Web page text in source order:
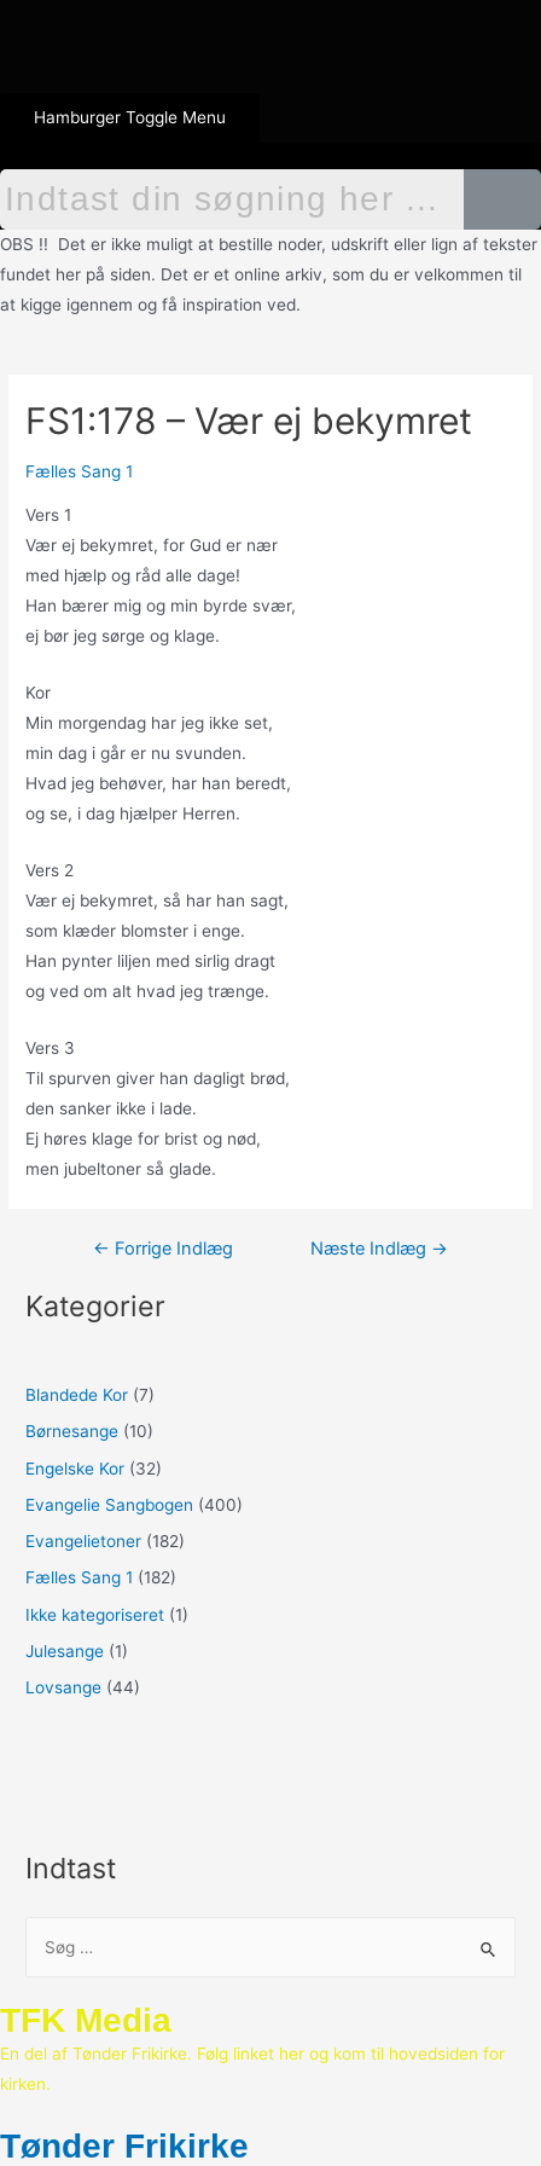
Hamburger Toggle Menu
OBS !! Det er ikke muligt at bestille noder, udskrift eller lign af tekster
fundet her på siden. Det er et online arkiv, som du er velkommen til
at kigge igennem og få inspiration ved.
FS1:178 – Vær ej bekymret
Fælles Sang 1
Vers 1
Vær ej bekymret, for Gud er nær
med hjælp og råd alle dage!
Han bærer mig og min byrde svær,
ej bør jeg sørge og klage.
Kor
Min morgendag har jeg ikke set,
min dag i går er nu svunden.
Hvad jeg behøver, har han beredt,
og se, i dag hjælper Herren.
Vers 2
Vær ej bekymret, så har han sagt,
som klæder blomster i enge.
Han pynter liljen med sirlig dragt
og ved om alt hvad jeg trænge.
Vers 3
Til spurven giver han dagligt brød,
den sanker ikke i lade.
Ej høres klage for brist og nød,
men jubeltoner så glade.
Indlægsnavigation
← Forrige Indlæg Næste Indlæg →
Kategorier
Blandede Kor (7)
Børnesange (10)
Engelske Kor (32)
Evangelie Sangbogen (400)
Evangelietoner (182)
Fælles Sang 1 (182)
Ikke kategoriseret (1)
Julesange (1)
Lovsange (44)
Indtast
e
f
t
r
TFK Media
En del af Tønder Frikirke. Følg linket her og kom til hovedsiden for
kirken.
Tønder Frikirke